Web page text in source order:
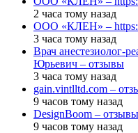
2 часа тому назад
ООО «КЛЕН» –
3 часа тому назад
Врач анестезиолог-
Юрьевич – отзывы
3 часа тому назад
gain.vintlltd.com –
9 часов тому назад
DesignBoom – отзывы
9 часов тому назад